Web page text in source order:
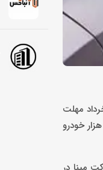
سال جاری دولت 9 مدل خودرو برقی را در سامانه یکپارچه عرضه کرد که متقاضیان طی هفته گذشته تا پایان شنبه شب 5 خرداد مهلت
داشتند تا نسبت به ثبت نام اقدام کنند. در همین رابطه ضیغمی معاون وزیر صمت عنوان کرده که طی این مدت بیش از 140 هزار نفر برای خرید 10 هزار خودرو